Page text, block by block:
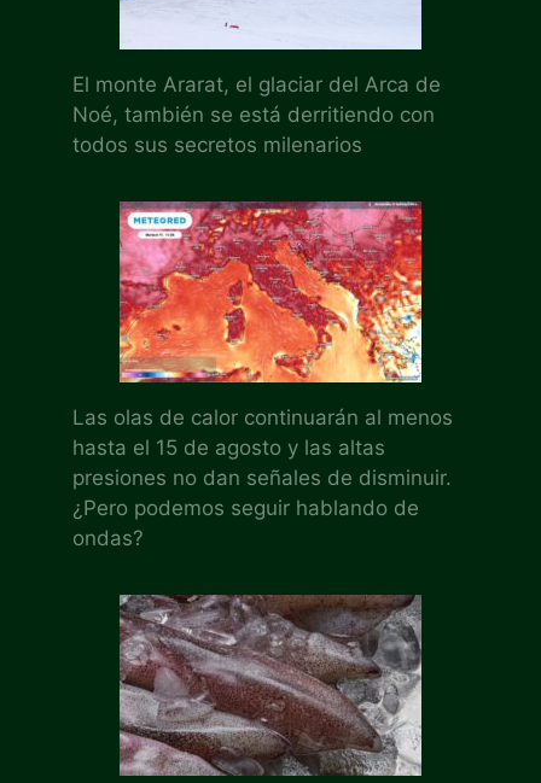
El monte Ararat, el glaciar del Arca de
Noé, también se está derritiendo con
todos sus secretos milenarios
Las olas de calor continuarán al menos
hasta el 15 de agosto y las altas
presiones no dan señales de disminuir.
¿Pero podemos seguir hablando de
ondas?